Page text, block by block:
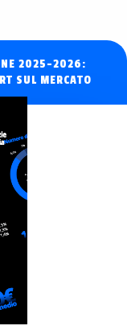
2025-2026:
SUL MERCATO